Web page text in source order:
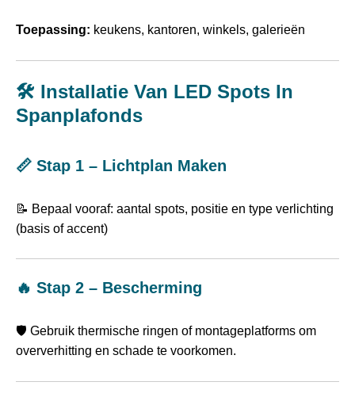
Toepassing: keukens, kantoren, winkels, galerieën
🛠️ Installatie Van LED Spots In
Spanplafonds
📏 Stap 1 – Lichtplan Maken
📝 Bepaal vooraf: aantal spots, positie en type verlichting
(basis of accent)
🔥 Stap 2 – Bescherming
🛡️ Gebruik thermische ringen of montageplatforms om
oververhitting en schade te voorkomen.